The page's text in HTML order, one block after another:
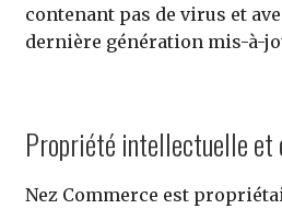
contenant pas de virus et
dernière génération mis-à-
Propriété intellectuelle et
Nez Commerce est